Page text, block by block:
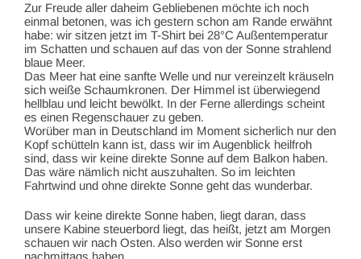
Zur Freude aller daheim Gebliebenen möchte ich noch
einmal betonen, was ich gestern schon am Rande erwähnt
habe: wir sitzen jetzt im T-Shirt bei 28°C Außentemperatur
im Schatten und schauen auf das von der Sonne strahlend
blaue Meer.
Das Meer hat eine sanfte Welle und nur vereinzelt kräuseln
sich weiße Schaumkronen. Der Himmel ist überwiegend
hellblau und leicht bewölkt. In der Ferne allerdings scheint
es einen Regenschauer zu geben.
Worüber man in Deutschland im Moment sicherlich nur den
Kopf schütteln kann ist, dass wir im Augenblick heilfroh
sind, dass wir keine direkte Sonne auf dem Balkon haben.
Das wäre nämlich nicht auszuhalten. So im leichten
Fahrtwind und ohne direkte Sonne geht das wunderbar.
Dass wir keine direkte Sonne haben, liegt daran, dass
unsere Kabine steuerbord liegt, das heißt, jetzt am Morgen
schauen wir nach Osten. Also werden wir Sonne erst